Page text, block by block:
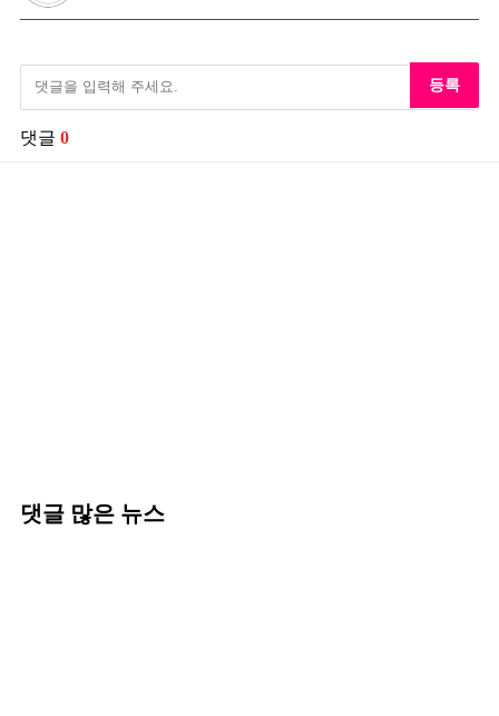
등록
댓글 0
댓글 많은 뉴스